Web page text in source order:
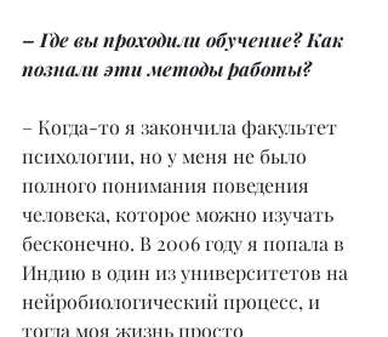
– Где вы проходили обучение? Как
познали эти методы работы?
– Когда-то я закончила факультет
психологии, но у меня не было
полного понимания поведения
человека, которое можно изучать
бесконечно. В 2006 году я попала в
Индию в один из университетов на
нейробиологический процесс, и
тогда моя жизнь просто